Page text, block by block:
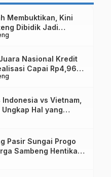
Membuktikan, Kini
Dibidik Jadi
Nasional Kredit
Capai Rp4,96
vs Vietnam,
Hal yang
Pasir Sungai Progo
Sambeng Hentikan
Truk